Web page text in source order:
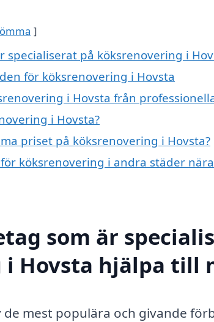
specialiserat på köksrenovering i
för köksrenovering i Hovsta
i Hovsta från
i Hovsta?
priset på köksrenovering i Hovsta?
köksrenovering i andra städer
som är
Hovsta hjälpa till
mest populära och givande